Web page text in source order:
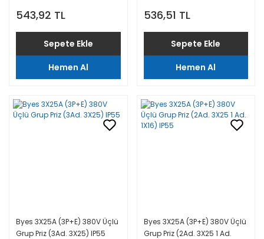
543,92 TL
Sepete Ekle
Hemen Al
536,51 TL
Sepete Ekle
Hemen Al
Byes 3X25A (3P+E) 380V Üçlü
Grup Priz (3Ad. 3X25) IP55
Byes 3X25A (3P+E) 380V Üçlü
Grup Priz (2Ad. 3X25 1 Ad.